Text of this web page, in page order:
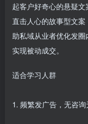
起客户好奇心的悬疑文
直击人心的故事型文
助私域从业者优化发
实现被动成交。
适合学习人群
1. 频繁发广告，无咨